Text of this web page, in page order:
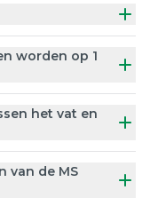
worden op 1
het vat en
van de MS